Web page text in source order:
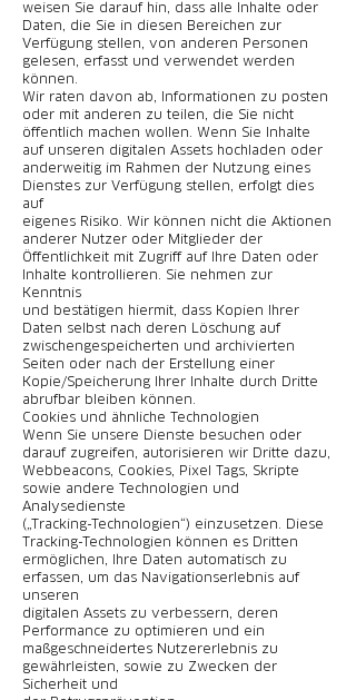
weisen Sie darauf hin, dass alle Inhalte oder
Daten, die Sie in diesen Bereichen zur
Verfügung stellen, von anderen Personen
gelesen, erfasst und verwendet werden
können.
Wir raten davon ab, Informationen zu posten
oder mit anderen zu teilen, die Sie nicht
öffentlich machen wollen. Wenn Sie Inhalte
auf unseren digitalen Assets hochladen oder
anderweitig im Rahmen der Nutzung eines
Dienstes zur Verfügung stellen, erfolgt dies
auf
eigenes Risiko. Wir können nicht die Aktionen
anderer Nutzer oder Mitglieder der
Öffentlichkeit mit Zugriff auf Ihre Daten oder
Inhalte kontrollieren. Sie nehmen zur
Kenntnis
und bestätigen hiermit, dass Kopien Ihrer
Daten selbst nach deren Löschung auf
zwischengespeicherten und archivierten
Seiten oder nach der Erstellung einer
Kopie/Speicherung Ihrer Inhalte durch Dritte
abrufbar bleiben können.
Cookies und ähnliche Technologien
Wenn Sie unsere Dienste besuchen oder
darauf zugreifen, autorisieren wir Dritte dazu,
Webbeacons, Cookies, Pixel Tags, Skripte
sowie andere Technologien und
Analysedienste
(„Tracking-Technologien“) einzusetzen. Diese
Tracking-Technologien können es Dritten
ermöglichen, Ihre Daten automatisch zu
erfassen, um das Navigationserlebnis auf
unseren
digitalen Assets zu verbessern, deren
Performance zu optimieren und ein
maßgeschneidertes Nutzererlebnis zu
gewährleisten, sowie zu Zwecken der
Sicherheit und